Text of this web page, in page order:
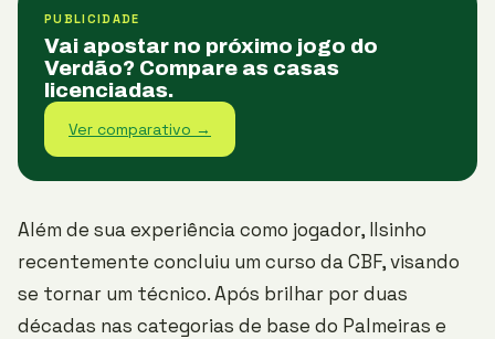
PUBLICIDADE
Vai apostar no próximo jogo do
Verdão? Compare as casas
licenciadas.
Ver comparativo →
Além de sua experiência como jogador, Ilsinho
recentemente concluiu um curso da CBF, visando
se tornar um técnico. Após brilhar por duas
décadas nas categorias de base do Palmeiras e